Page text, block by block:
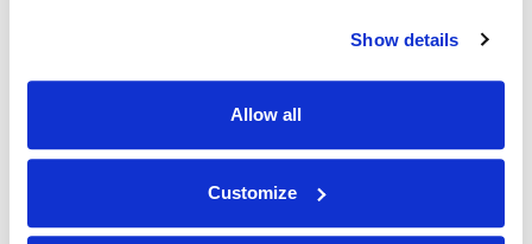
Show details
Allow all
Customize
produziert in den meisten Erntezeiten 90 Prozent des
WEITERLESEN...